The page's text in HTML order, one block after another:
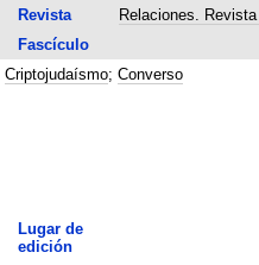
Revista
Relaciones.
Fascículo
Criptojudaísmo; Converso
Lugar de
edición